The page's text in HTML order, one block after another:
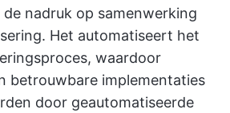
nadruk op samenwerking
Het automatiseert het
waardoor
betrouwbare implementaties
door geautomatiseerde